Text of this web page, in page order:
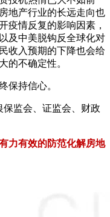
地产行业的长远走向也
疫情反复的影响因素，
及中美脱钩反全球化对
收入预期的下降也会给
的不确定性。
保持信心。
保监会、证监会、财政
力有效的防范化解房地